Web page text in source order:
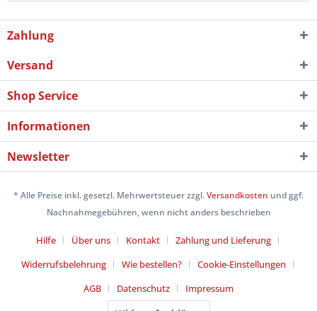
Zahlung
Versand
Shop Service
Informationen
Newsletter
* Alle Preise inkl. gesetzl. Mehrwertsteuer zzgl.Versandkosten und ggf.
Nachnahmegebühren, wenn nicht anders beschrieben
Hilfe Über uns Kontakt
Zahlung und Lieferung
Widerrufsbelehrung
Wie bestellen?
Cookie-Einstellungen
AGB
Datenschutz Impressum